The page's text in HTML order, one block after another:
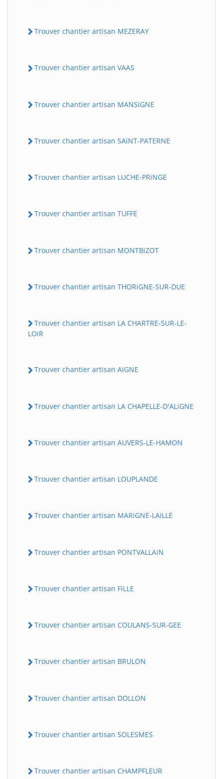
Trouver chantier artisan MEZERAY
Trouver chantier artisan VAAS
Trouver chantier artisan MANSiGNE
Trouver chantier artisan SAiNT-PATERNE
Trouver chantier artisan LUCHE-PRiNGE
Trouver chantier artisan TUFFE
Trouver chantier artisan MONTBiZOT
Trouver chantier artisan THORiGNE-SUR-DUE
Trouver chantier artisan LA CHARTRE-SUR-LE-
LOiR
Trouver chantier artisan AiGNE
Trouver chantier artisan LA CHAPELLE-D'ALiGNE
Trouver chantier artisan AUVERS-LE-HAMON
Trouver chantier artisan LOUPLANDE
Trouver chantier artisan MARiGNE-LAiLLE
Trouver chantier artisan PONTVALLAiN
Trouver chantier artisan FiLLE
Trouver chantier artisan COULANS-SUR-GEE
Trouver chantier artisan BRULON
Trouver chantier artisan DOLLON
Trouver chantier artisan SOLESMES
Trouver chantier artisan CHAMPFLEUR